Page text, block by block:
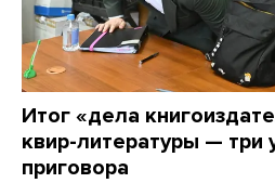
Итог «дела
квир-литературы — три
приговора